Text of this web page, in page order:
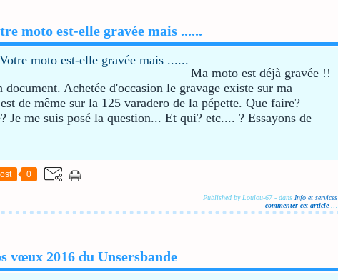
moto est-elle gravée mais ......
Ma moto est déjà gravée !!
document. Achetée d'occasion le gravage existe sur ma
de même sur la 125 varadero de la pépette. Que faire?
Je me suis posé la question... Et qui? etc.... ? Essayons de
0
Published by Loulou-67 - dans Info et services
commenter cet article
vœux 2016 du Unsersbande